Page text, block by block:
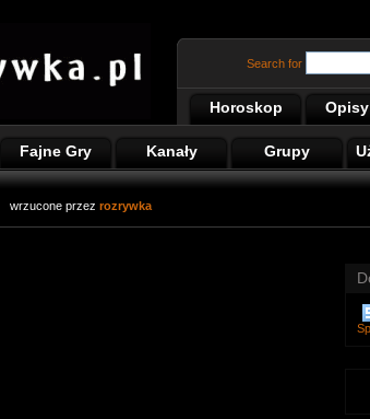
Search for
Horoskop Opisy
Fajne Gry Kanały Grupy
wrzucone przez rozrywka